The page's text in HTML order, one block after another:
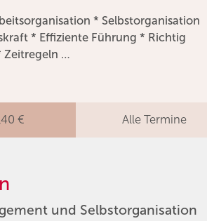
* Selbstorganisation
* Effiziente Führung * Richtig
Zeitregeln …
€ Alle Termine
und Selbstorganisation